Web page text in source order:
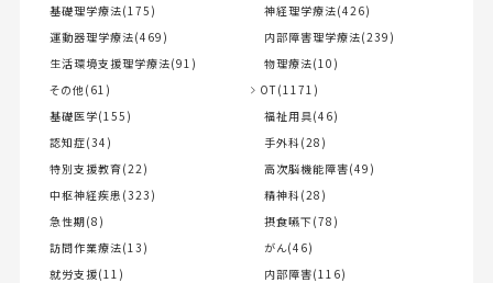
基礎理学療法(175)
神経理学療法(426)
運動器理学療法(469)
内部障害理学療法(239)
生活環境支援理学療法(91)
物理療法(10)
その他(61)
OT(1171)
基礎医学(155)
福祉用具(46)
認知症(34)
手外科(28)
特別支援教育(22)
高次脳機能障害(49)
中枢神経疾患(323)
精神科(28)
急性期(8)
摂食嚥下(78)
訪問作業療法(13)
がん(46)
就労支援(11)
内部障害(116)